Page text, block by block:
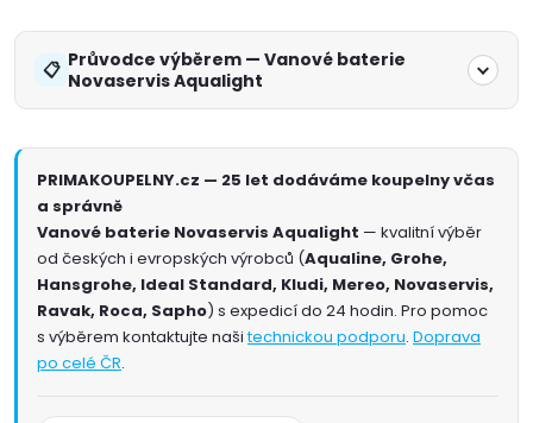
Průvodce výběrem — Vanové baterie
Novaservis Aqualight
PRIMAKOUPELNY.cz — 25 let dodáváme koupelny včas
a správně
Vanové baterie Novaservis Aqualight — kvalitní výběr
od českých i evropských výrobců (Aqualine, Grohe,
Hansgrohe, Ideal Standard, Kludi, Mereo, Novaservis,
Ravak, Roca, Sapho) s expedicí do 24 hodin. Pro pomoc
s výběrem kontaktujte našitechnickou podporu. Doprava
po celé ČR.